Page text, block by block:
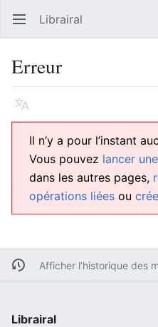
Ouvrir le menu principal Librairal
Erreur
Langue
Il n’y a pour l’instant
Vous pouvez lancer
dans les autres pages,
opérations liées ou
Afficher l’historique des
Librairal